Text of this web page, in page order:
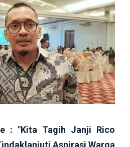
: "Kita Tagih Janji Rico